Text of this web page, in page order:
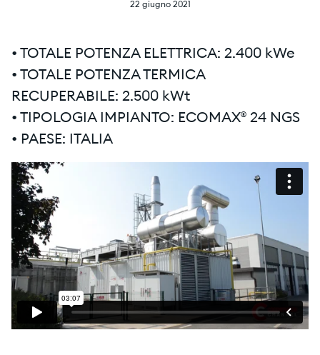
22 giugno 2021
• TOTALE POTENZA ELETTRICA: 2.400 kWe
• TOTALE POTENZA TERMICA
RECUPERABILE: 2.500 kWt
• TIPOLOGIA IMPIANTO: ECOMAX® 24 NGS
• PAESE: ITALIA